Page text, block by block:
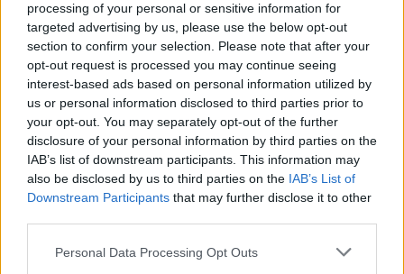
processing of your personal or sensitive information for
targeted advertising by us, please use the below opt-out
section to confirm your selection. Please note that after your
opt-out request is processed you may continue seeing
interest-based ads based on personal information utilized by
us or personal information disclosed to third parties prior to
your opt-out. You may separately opt-out of the further
disclosure of your personal information by third parties on the
IAB’s list of downstream participants. This information may
also be disclosed by us to third parties on the IAB’s List of
Downstream Participants that may further disclose it to other
Please note that this website/app uses one or more Google
Personal Data Processing Opt Outs
Ο Στέφανος Τσιτσιπάς έδωσε βαθμούς στην ομάδα
της Ευρώπης και θέλει την Κυριακή να είναι
πρωταθλητής στο Λονδίνο